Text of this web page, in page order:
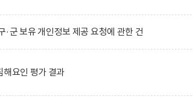
군 보유 개인정보 제공 요청에 관한 건
해요인 평가 결과